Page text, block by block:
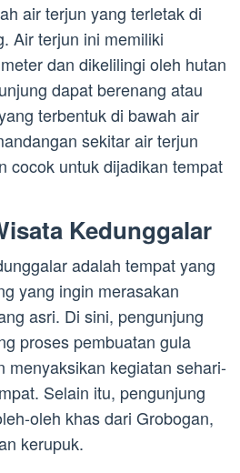
air terjun yang terletak di
Air terjun ini memiliki
dan dikelilingi oleh hutan
dapat berenang atau
terbentuk di bawah air
sekitar air terjun
cocok untuk dijadikan tempat
Kedunggalar
adalah tempat yang
yang ingin merasakan
asri. Di sini, pengunjung
proses pembuatan gula
menyaksikan kegiatan sehari-
Selain itu, pengunjung
oleh khas dari Grobogan,
kerupuk.